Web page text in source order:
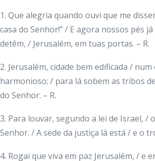
1. Que alegria quando ouvi que me
casa do Senhor!” / E agora nossos pés já
detêm, / Jerusalém, em tuas portas. – R.
2. Jerusalém, cidade bem edificada /
harmonioso; / para lá sobem as tribos
do Senhor. – R.
3. Para louvar, segundo a lei de Israel, /
Senhor. / A sede da justiça lá está / e o
4. Rogai que viva em paz Jerusalém, / e